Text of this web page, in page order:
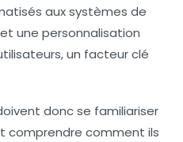
aux systèmes de
une personnalisation
un facteur clé
donc se familiariser
comprendre comment ils